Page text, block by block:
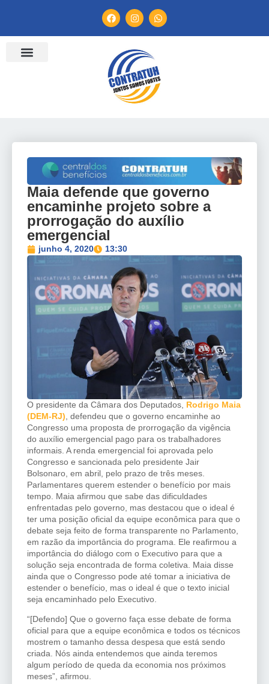
Maia defende que governo
encaminhe projeto sobre a
prorrogação do auxílio
emergencial
junho 4, 2020 13:30
O presidente da Câmara dos Deputados, Rodrigo Maia
(DEM-RJ) , defendeu que o governo encaminhe ao
Congresso uma proposta de prorrogação da vigência
do auxílio emergencial pago para os trabalhadores
informais. A renda emergencial foi aprovada pelo
Congresso e sancionada pelo presidente Jair
Bolsonaro, em abril, pelo prazo de três meses.
Parlamentares querem estender o benefício por mais
tempo. Maia afirmou que sabe das dificuldades
enfrentadas pelo governo, mas destacou que o ideal é
ter uma posição oficial da equipe econômica para que o
debate seja feito de forma transparente no Parlamento,
em razão da importância do programa. Ele reafirmou a
importância do diálogo com o Executivo para que a
solução seja encontrada de forma coletiva. Maia disse
ainda que o Congresso pode até tomar a iniciativa de
estender o benefício, mas o ideal é que o texto inicial
seja encaminhado pelo Executivo.
“[Defendo] Que o governo faça esse debate de forma
oficial para que a equipe econômica e todos os técnicos
mostrem o tamanho dessa despesa que está sendo
criada. Nós ainda entendemos que ainda teremos
algum período de queda da economia nos próximos
meses”, afirmou.